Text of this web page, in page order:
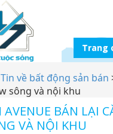
Trang
Tin về bất động sản bán
sông và nội khu
AVENUE BÁN LẠI
VÀ NỘI KHU